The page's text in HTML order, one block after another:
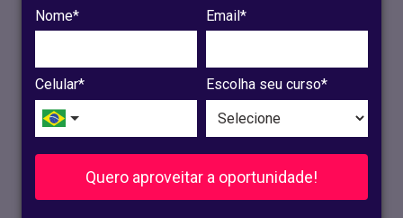
Nome* Email*
Celular* Escolha seu curso*
Quero aproveitar a oportunidade!
INSCRIÇÃO
OLINDA
RECIFE
VESTIBULAR
CURSOS PRESENCIAIS